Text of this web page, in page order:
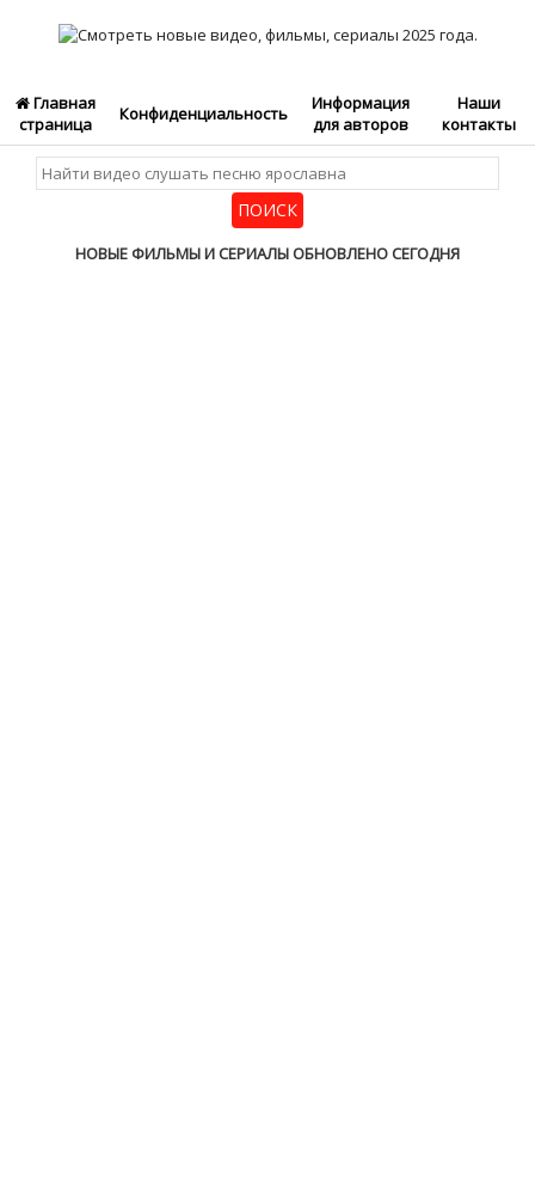
Главная
страница
Конфиденциальность
Информация
для авторов
Наши
контакты
НОВЫЕ ФИЛЬМЫ И СЕРИАЛЫ ОБНОВЛЕНО СЕГОДНЯ